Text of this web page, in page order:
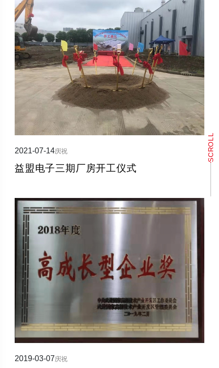
SCROLL
2021-07-14庆祝
益盟电子三期厂房开工仪式
2019-03-07庆祝